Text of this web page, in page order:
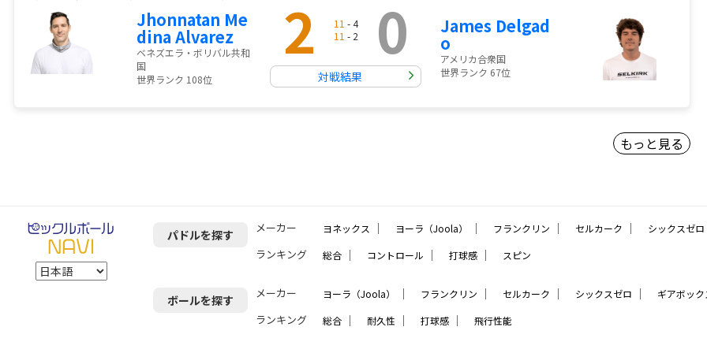
Jhonnatan Me
dina Alvarez
ベネズエラ・ボリバル共和
国
世界ランク 108位
2 11 - 4
11 - 2 0
対戦結果
James Delgad
o
アメリカ合衆国
世界ランク 67位
もっと見る
パドルを探す メーカー ヨネックス ｜ ヨーラ（Joola） ｜ フランクリン ｜ セルカーク ｜ シックスゼロ
ランキング 総合 ｜ コントロール ｜ 打球感 ｜ スピン
ボールを探す メーカー ヨーラ（Joola） ｜ フランクリン ｜ セルカーク ｜ シックスゼロ ｜ ギアボック
ランキング 総合 ｜ 耐久性 ｜ 打球感 ｜ 飛行性能